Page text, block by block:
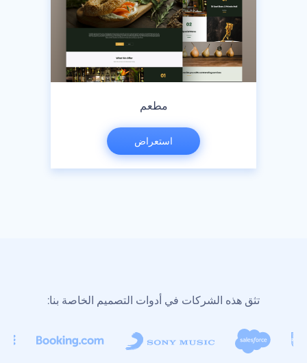
مطعم
استعراض
تثق هذه الشركات في أدوات التصميم الخاصة بنا: